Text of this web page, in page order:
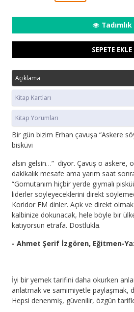
Tadımlık
SEPETE EKLE
Açıklama
Kitap Kartları
Kitap Yorumları
Bir gün bizim Erhan çavuşa “Askere
bisküvi
alsın gelsin…” diyor. Çavuş o askere,
dakikalık mesafe ama yarım saat
“Gomutanım hiçbir yerde gıymalı
liderler söyleyeceklerini direkt
Koridor FM dinler. Açık ve direkt
kalbinize dokunacak, hele böyle bir
katıyorsun etrafa. Dostlukla.
- Ahmet Şerif İzgören, Eğitmen-
İyi bir yemek tarifini daha okurken
anlatmak ve samimiyetle paylaşmak,
Hepsi denenmiş, güvenilir, özgün